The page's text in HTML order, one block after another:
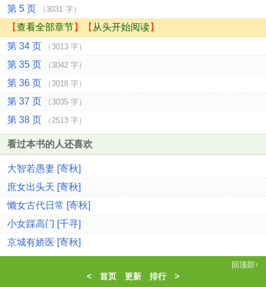
第 5 页 （3031 字）
【查看全部章节】【 从头开始阅读】
第 34 页
（3013 字）
第 35 页 （3042 字）
第 36 页 （3018 字）
第 37 页 （3035 字）
第 38 页 （2513 字）
看过本书的人还喜欢
大智若愚妻 [寄秋]
庶女出头天 [寄秋]
懒女古代日常 [寄秋]
小女踩高门 [千寻]
京城有娇医 [寄秋]
回顶部↑
< 首页 更新 排行>